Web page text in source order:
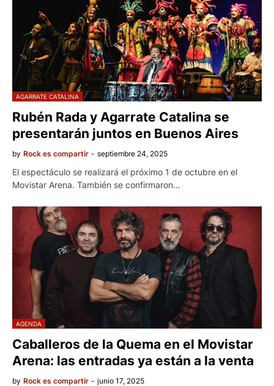
AGARRATE CATALINA
Rubén Rada y Agarrate Catalina se
presentarán juntos en Buenos Aires
by Rock es compartir - septiembre 24, 2025
El espectáculo se realizará el próximo 1 de octubre en el
Movistar Arena. También se confirmaron…
AGENDA
Caballeros de la Quema en el Movistar
Arena: las entradas ya están a la venta
by Rock es compartir - junio 17, 2025